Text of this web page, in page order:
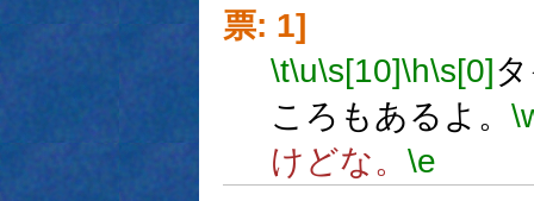
票: 1]
\t\u\s[10]\h\s[0]
ころもあるよ。
けどな。 \e